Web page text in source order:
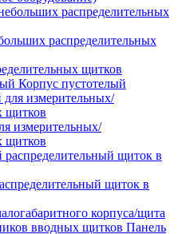
распределительных
щитков
Корпус пустотелый
измерительных/
щитков
щиток в
корпуса/щита
Панель